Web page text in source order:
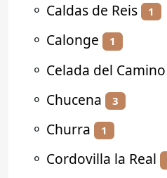
⚬ Caldas de Reis 1
⚬ Calonge 1
⚬ Celada del Camino
⚬ Chucena 3
⚬ Churra 1
⚬ Cordovilla la Real